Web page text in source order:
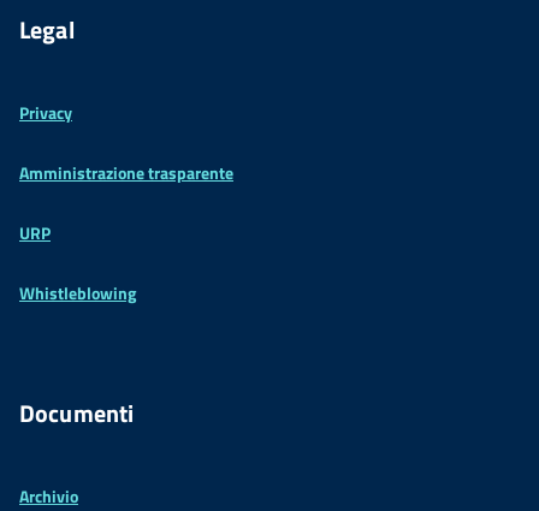
Legal
Privacy
Amministrazione trasparente
URP
Whistleblowing
Documenti
Archivio